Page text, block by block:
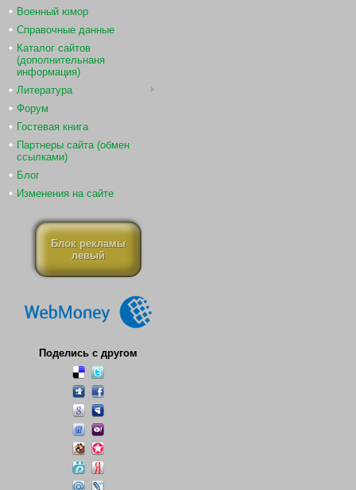
Военный юмор
Справочные данные
Каталог сайтов
(дополнительнаня
информация)
Литература
Форум
Гостевая книга
Партнеры сайта (обмен
ссылками)
Блог
Изменения на сайте
Блок рекламы
левый
Поделись с другом